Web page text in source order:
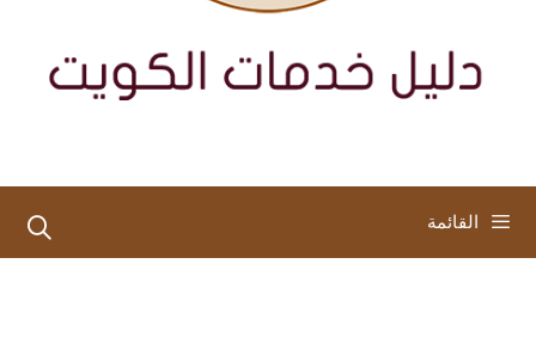
القائمة